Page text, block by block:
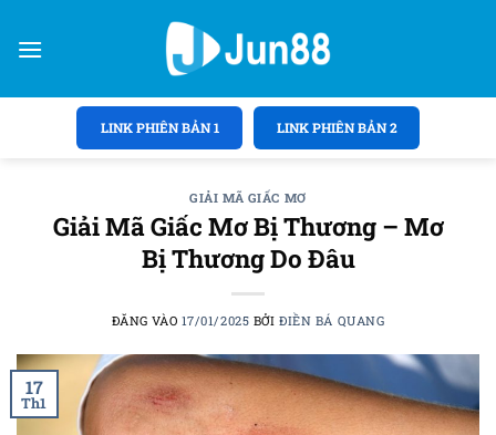
qua
dung
LINK PHIÊN BẢN 1 LINK PHIÊN BẢN 2
GIẢI MÃ GIẤC MƠ
Giải Mã Giấc Mơ Bị Thương – Mơ
Bị Thương Do Đâu
ĐĂNG VÀO 17/01/2025 BỞIĐIỀN BÁ QUANG
17
Th1